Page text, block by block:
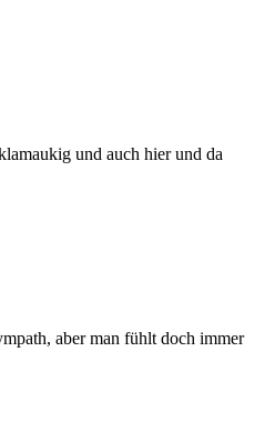
und auch hier und da
aber man fühlt doch immer